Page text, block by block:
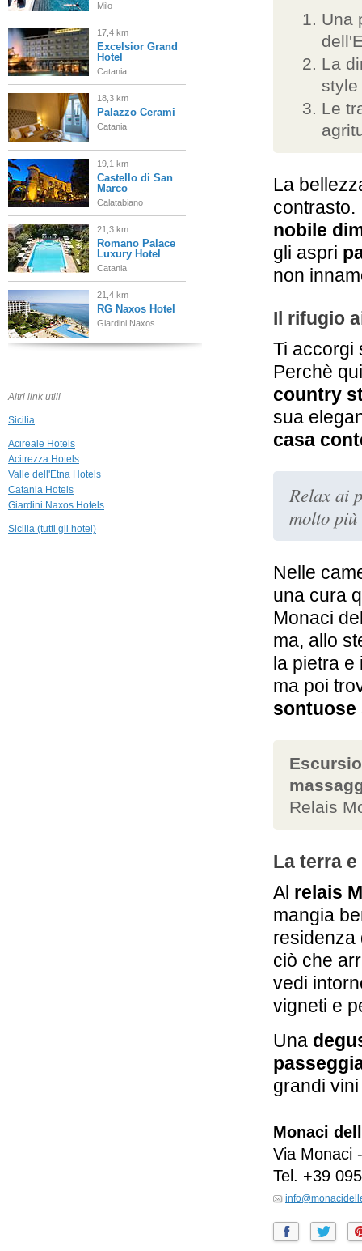
Una
La
style
Le
La
contrasto.
nobile
gli aspri
non
Il rifugio
Ti accorgi
Perchè
country
sua
casa
Relax ai
molto
Nelle
una cura
Monaci
ma, allo
la pietra e
ma poi
sontuose
Relais
La terra
Al relais
mangia
residenza
ciò che
vedi
vigneti e
Una
grandi
Monaci
Via Monaci
Tel. +39
Milo
17,4 km
Excelsior Grand
Hotel
Catania
18,3 km
Palazzo Cerami
Catania
19,1 km
Castello di San
Marco
Calatabiano
21,3 km
Romano Palace
Luxury Hotel
Catania
21,4 km
RG Naxos Hotel
Giardini Naxos
Maison d'Hôtes
25,6 km
Altri link utili
Sicilia
Acireale Hotels
Acitrezza Hotels
Valle dell'Etna Hotels
Catania Hotels
Giardini Naxos Hotels
Sicilia (tutti gli hotel)